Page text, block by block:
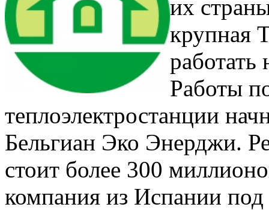
их
крупная
работать
Работы
теплоэлектростанции
Бельгиан Эко Энерджи.
стоит более 300
компания из Испании под